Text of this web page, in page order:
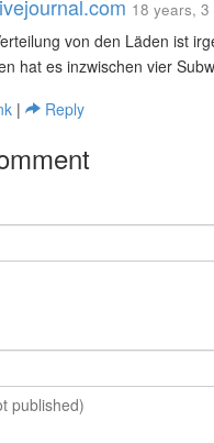
18 years,
von den Läden ist
hat es inzwischen vier
| Reply
published)